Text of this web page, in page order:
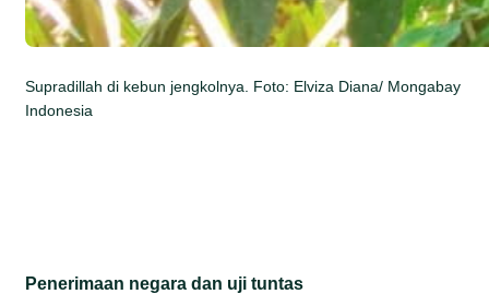
Supradillah di kebun jengkolnya. Foto: Elviza Diana/ Mongabay
Indonesia
Penerimaan negara dan uji tuntas